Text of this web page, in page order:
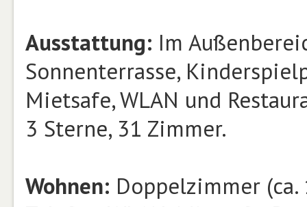
Ausstattung: Im
Sonnenterrasse,
Mietsafe, WLAN und
3 Sterne, 31 Zimmer.
Wohnen: Doppelzimmer (ca.